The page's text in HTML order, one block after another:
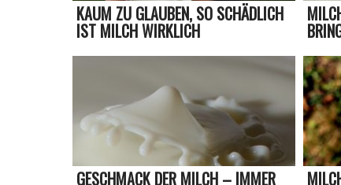
KAUM ZU GLAUBEN, SO SCHÄDLICH
IST MILCH WIRKLICH
GESCHMACK DER MILCH – IMMER